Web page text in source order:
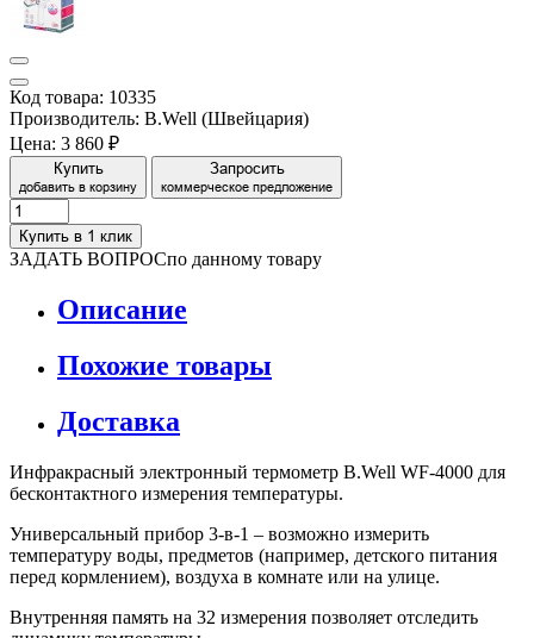
Код товара: 10335
Производитель: B.Well (Швейцария)
Цена: 3 860 ₽
Купить
добавить в корзину
Запросить
коммерческое предложение
Купить в 1 клик
ЗАДАТЬ ВОПРОСпо данному товару
Описание
Похожие товары
Доставка
Инфракрасный электронный термометр B.Well WF-4000 для
бесконтактного измерения температуры.
Универсальный прибор 3-в-1 – возможно измерить
температуру воды, предметов (например, детского питания
перед кормлением), воздуха в комнате или на улице.
Внутренняя память на 32 измерения позволяет отследить